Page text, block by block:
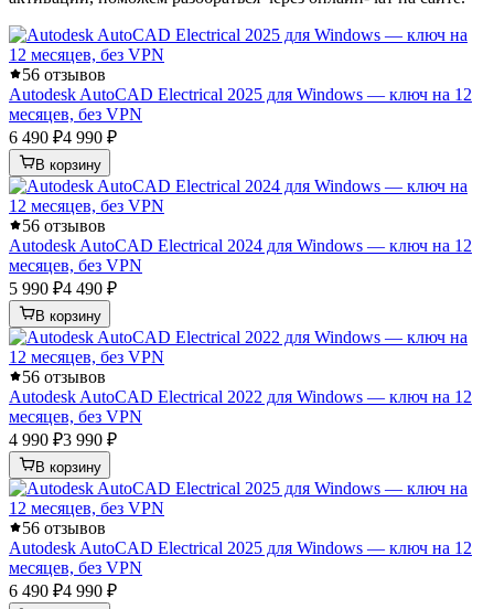
56 отзывов
Autodesk AutoCAD Electrical 2025 для Windows — ключ на 12
месяцев, без VPN
6 490 ₽4 990 ₽
В корзину
56 отзывов
Autodesk AutoCAD Electrical 2024 для Windows — ключ на 12
месяцев, без VPN
5 990 ₽4 490 ₽
В корзину
56 отзывов
Autodesk AutoCAD Electrical 2022 для Windows — ключ на 12
месяцев, без VPN
4 990 ₽3 990 ₽
В корзину
56 отзывов
Autodesk AutoCAD Electrical 2025 для Windows — ключ на 12
месяцев, без VPN
6 490 ₽4 990 ₽